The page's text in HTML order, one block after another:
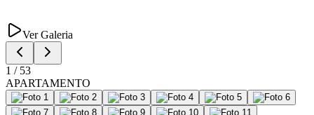
Ver Galeria
1 / 53
APARTAMENTO